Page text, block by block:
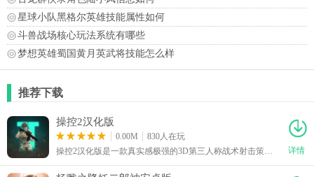
星球小队黑格尔英雄技能属性如何
斗兽战场核心玩法系统有哪些
梦想英雄蜀国黄月英武将技能怎么样
推荐下载
操控2汉化版
0.00M
830人在玩
操控2汉化版是一款真实感极强的3D第三人称战术射击策略手游，游戏界面简洁，玩法简单易懂，轻轻松松就能上手。玩家将以战场指挥官的身份投身战斗，既可以亲自操作各类现实同款枪支武器与军事载具，也能根据实时战况合理部署不同士兵协同配合作战，完成爆破、突袭等多样化战术任务。敌人种类繁多，不同敌人拥有专属攻击方式与弱点，玩家需要灵活选择适配的武器装备与战术策略应对战局，是款很有趣的游戏。
详情